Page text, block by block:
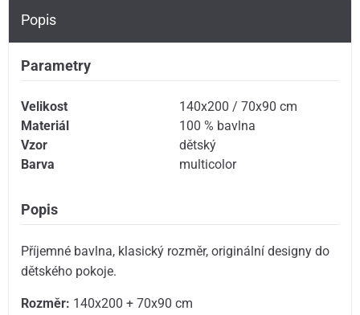
Popis
Parametry
Velikost
140x200 / 70x90 cm
Materiál
100 % bavlna
Vzor
dětský
Barva
multicolor
Popis
Příjemné bavlna, klasický rozměr, originální designy do
dětského pokoje.
Rozměr: 140x200 + 70x90 cm